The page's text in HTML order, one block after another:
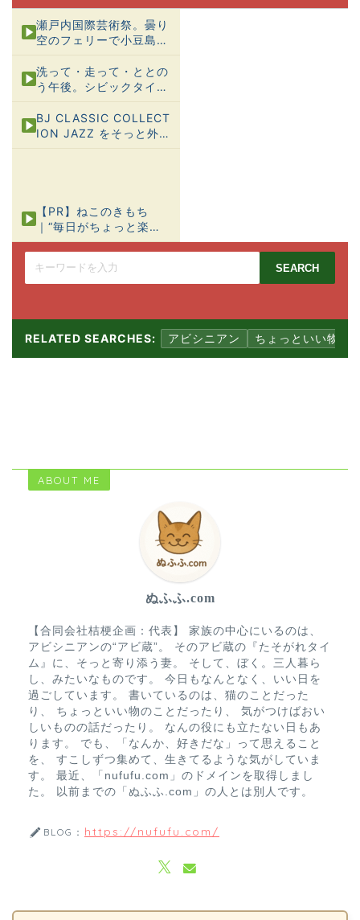
瀬戸内国際芸術祭。曇り
空のフェリーで小豆島
洗って・走って・ととの
う午後。シビックタイプ
クス→かざし温泉へ
BJ CLASSIC COLLECT
ION JAZZ をそっと外
【PR】ねこのきもち
｜“毎日がちょっと楽に
なる”猫のしあわせヒン
SEARCH
RELATED SEARCHES: アビシニアン ちょっといい物
ABOUT ME
ぬふふ.com
【合同会社桔梗企画：代表】 家族の中心にいるのは、
アビシニアンの“アビ蔵”。 そのアビ蔵の『たそがれタイ
ム』に、そっと寄り添う妻。 そして、ぼく。三人暮ら
し、みたいなものです。 今日もなんとなく、いい日を
過ごしています。 書いているのは、猫のことだった
り、 ちょっといい物のことだったり、 気がつけばおい
しいものの話だったり。 なんの役にも立たない日もあ
ります。 でも、「なんか、好きだな」って思えること
を、 すこしずつ集めて、生きてるような気がしていま
す。 最近、「nufufu.com」のドメインを取得しまし
た。 以前までの「ぬふふ.com」の人とは別人です。
BLOG： https://nufufu.com/